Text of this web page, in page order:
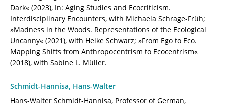
Dark« (2023), In: Aging Studies and Ecocriticism.
Interdisciplinary Encounters, with Michaela Schrage-Früh;
»Madness in the Woods. Representations of the Ecological
Uncanny« (2021), with Heike Schwarz; »From Ego to Eco.
Mapping Shifts from Anthropocentrism to Ecocentrism«
(2018), with Sabine L. Müller.
Schmidt-Hannisa, Hans-Walter
Hans-Walter Schmidt-Hannisa, Professor of German,